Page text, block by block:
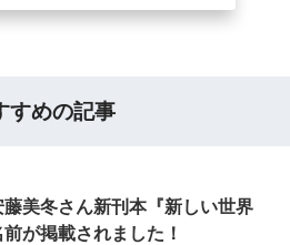
すめの記事
藤美冬さん新刊本『新しい世界
が掲載されました！